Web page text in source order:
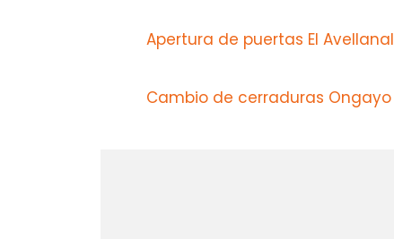
Apertura de puertas El Avellanal
Cambio de cerraduras Ongayo